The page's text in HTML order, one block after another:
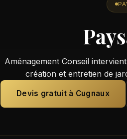
Aménagement Conseil
création et entretien de
Devis gratuit à Cugnaux